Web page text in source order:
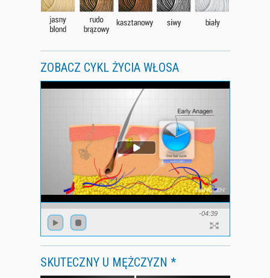
ZOBACZ CYKL ŻYCIA WŁOSA
-04:39
SKUTECZNY U MĘŻCZYZN *